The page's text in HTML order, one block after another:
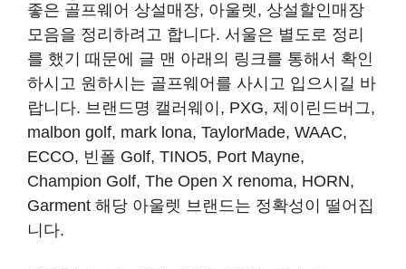
좋은 골프웨어 상설매장, 아울렛, 상설할인매장
모음을 정리하려고 합니다. 서울은 별도로 정리
를 했기 때문에 글 맨 아래의 링크를 통해서 확인
하시고 원하시는 골프웨어를 사시고 입으시길 바
랍니다. 브랜드명 캘러웨이, PXG, 제이린드버그,
malbon golf, mark lona, TaylorMade, WAAC,
ECCO, 빈폴 Golf, TINO5, Port Mayne,
Champion Golf, The Open X renoma, HORN,
Garment 해당 아울렛 브랜드는 정확성이 떨어집
니다.